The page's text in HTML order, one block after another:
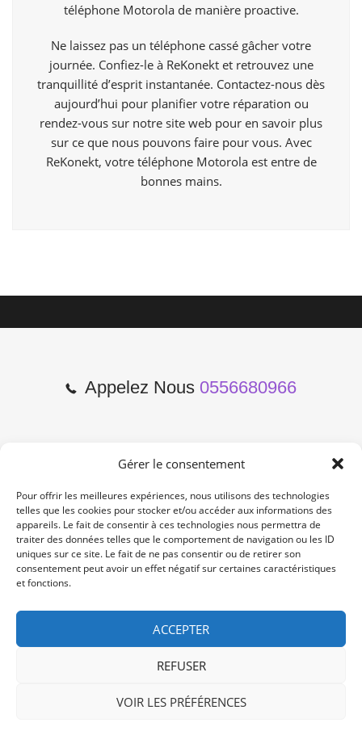
Gérer le consentement
Pour offrir les meilleures expériences, nous utilisons des technologies
telles que les cookies pour stocker et/ou accéder aux informations des
appareils. Le fait de consentir à ces technologies nous permettra de
traiter des données telles que le comportement de navigation ou les ID
uniques sur ce site. Le fait de ne pas consentir ou de retirer son
consentement peut avoir un effet négatif sur certaines caractéristiques
et fonctions.
ACCEPTER
REFUSER
VOIR LES PRÉFÉRENCES
téléphone Motorola de manière proactive.
Ne laissez pas un téléphone cassé gâcher votre
journée. Confiez-le à ReKonekt et retrouvez une
tranquillité d’esprit instantanée. Contactez-nous dès
aujourd’hui pour planifier votre réparation ou
rendez-vous sur notre site web pour en savoir plus
sur ce que nous pouvons faire pour vous. Avec
ReKonekt, votre téléphone Motorola est entre de
bonnes mains.
Appelez Nous 0556680966
2 Cours de l'Yser 33800
Bordeaux
Lun-Samedi: 10:00 -19:00
Non Stop
/ /